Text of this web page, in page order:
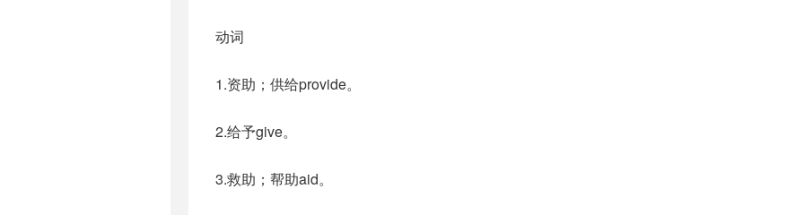
动词
1.资助；供给provide。
2.给予give。
3.救助；帮助aid。